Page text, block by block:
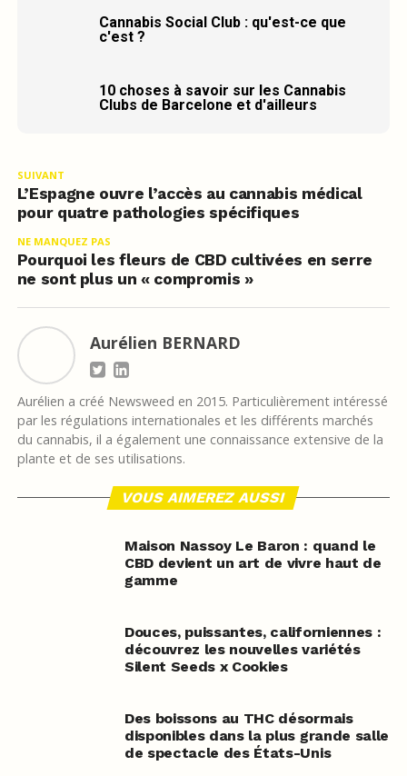
Cannabis Social Club : qu'est-ce que
c'est ?
10 choses à savoir sur les Cannabis
Clubs de Barcelone et d'ailleurs
SUIVANT
L’Espagne ouvre l’accès au cannabis médical
pour quatre pathologies spécifiques
NE MANQUEZ PAS
Pourquoi les fleurs de CBD cultivées en serre
ne sont plus un « compromis »
Aurélien BERNARD
Aurélien a créé Newsweed en 2015. Particulièrement intéressé
par les régulations internationales et les différents marchés
du cannabis, il a également une connaissance extensive de la
plante et de ses utilisations.
VOUS AIMEREZ AUSSI
Maison Nassoy Le Baron : quand le
CBD devient un art de vivre haut de
gamme
Douces, puissantes, californiennes :
découvrez les nouvelles variétés
Silent Seeds x Cookies
Des boissons au THC désormais
disponibles dans la plus grande salle
de spectacle des États-Unis